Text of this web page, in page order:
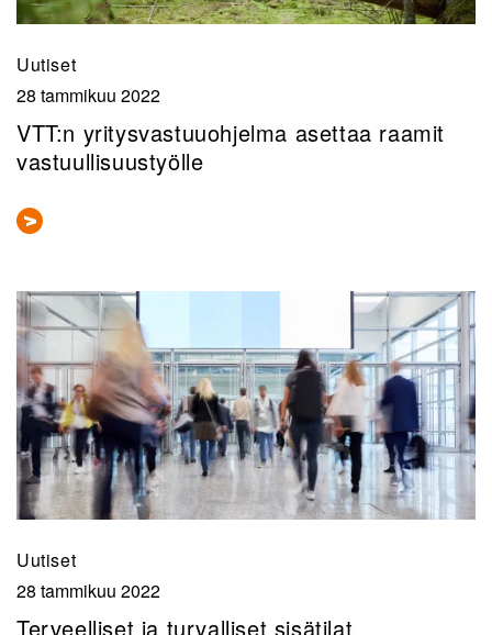
Uutiset
28 tammikuu 2022
VTT:n yritysvastuuohjelma asettaa raamit
vastuullisuustyölle
Uutiset
28 tammikuu 2022
Terveelliset ja turvalliset sisätilat